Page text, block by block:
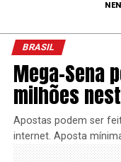
BRASIL
Mega-Sena
milhões
Apostas podem ser
internet. Aposta